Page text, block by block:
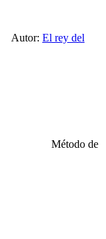
Autor: El rey del
Método de